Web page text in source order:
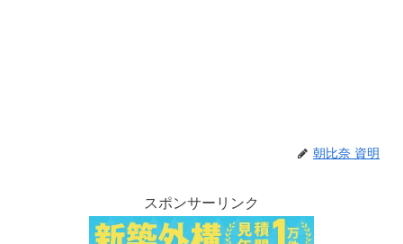
朝比奈 資明
スポンサーリンク